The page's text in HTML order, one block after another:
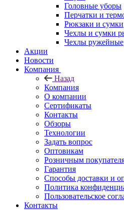
Головные уборы
Перчатки и
Рюкзаки и сумки
Чехлы и сумки
Чехлы ружейные
Акции
Новости
Компания
Назад
Компания
О компании
Сертификаты
Контакты
Обзоры
Технологии
Задать вопрос
Оптовикам
Розничным
Гарантия
Способы доставки и
Политика
Пользовательское
Контакты